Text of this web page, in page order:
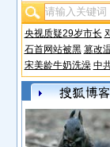
央视质疑29岁市长
石首网站被黑 篡改
宋美龄牛奶洗澡 中